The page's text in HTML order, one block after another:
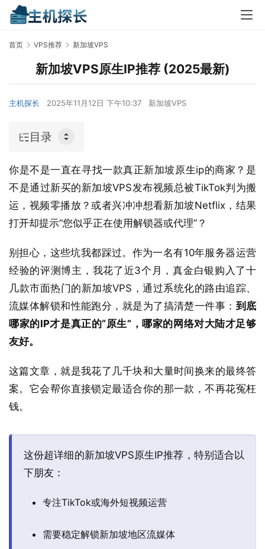
首页 VPS推荐 新加坡VPS
新加坡VPS原生IP推荐 (2025最新)
主机探长 2025年11月12日 下午10:37 新加坡VPS
目录
你是不是一直在寻找一款真正新加坡原生ip的商家？是
不是通过新买的新加坡VPS发布视频总被TikTok判为搬
运，视频零播放？或者兴冲冲想看新加坡Netflix，结果
打开却提示“您似乎正在使用解锁器或代理”？
别担心，这些坑我都踩过。作为一名有10年服务器运营
经验的评测博主，我花了近3个月，真金白银购入了十
几款市面热门的新加坡VPS，通过系统化的路由追踪、
流媒体解锁和性能跑分，就是为了搞清楚一件事： 到底
哪家的IP才是真正的“原生”，哪家的网络对大陆才足够
友好。
这篇文章，就是我花了几千块和大量时间换来的最终答
案。它会帮你直接锁定最适合你的那一款，不再花冤枉
钱。
这份超详细的新加坡VPS原生IP推荐，特别适合以
下朋友：
专注TikTok或海外短视频运营
需要稳定解锁新加坡地区流媒体